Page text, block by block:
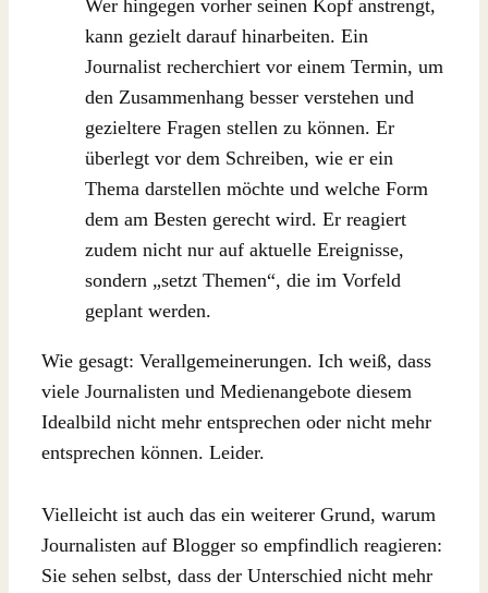
Wer hingegen vorher seinen Kopf anstrengt,
kann gezielt darauf hinarbeiten. Ein
Journalist recherchiert vor einem Termin, um
den Zusammenhang besser verstehen und
gezieltere Fragen stellen zu können. Er
überlegt vor dem Schreiben, wie er ein
Thema darstellen möchte und welche Form
dem am Besten gerecht wird. Er reagiert
zudem nicht nur auf aktuelle Ereignisse,
sondern „setzt Themen“, die im Vorfeld
geplant werden.
Wie gesagt: Verallgemeinerungen. Ich weiß, dass
viele Journalisten und Medienangebote diesem
Idealbild nicht mehr entsprechen oder nicht mehr
entsprechen können. Leider.
Vielleicht ist auch das ein weiterer Grund, warum
Journalisten auf Blogger so empfindlich reagieren:
Sie sehen selbst, dass der Unterschied nicht mehr